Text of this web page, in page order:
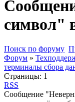
символ"
Поиск по форуму
Форум »
терминалы сбора
Страницы: 1
RSS
Сообщение